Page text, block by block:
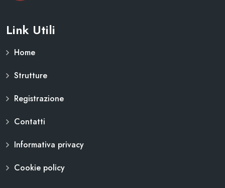
Link Utili
Home
Strutture
Registrazione
Contatti
Informativa privacy
Cookie policy